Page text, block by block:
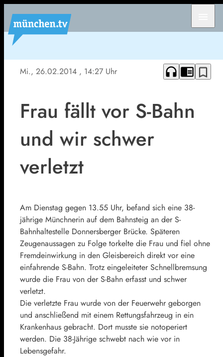
Mi., 26.02.2014 , 14:27 Uhr headphones chrome_reader_mode bookmark_border
Frau fällt vor S-Bahn
und wir schwer
verletzt
Am Dienstag gegen 13.55 Uhr, befand sich eine 38-
jährige Münchnerin auf dem Bahnsteig an der S-
Bahnhaltestelle Donnersberger Brücke. Späteren
Zeugenaussagen zu Folge torkelte die Frau und fiel ohne
Fremdeinwirkung in den Gleisbereich direkt vor eine
einfahrende S-Bahn. Trotz eingeleiteter Schnellbremsung
wurde die Frau von der S-Bahn erfasst und schwer
verletzt.
Die verletzte Frau wurde von der Feuerwehr geborgen
und anschließend mit einem Rettungsfahrzeug in ein
Krankenhaus gebracht. Dort musste sie notoperiert
werden. Die 38-Jährige schwebt nach wie vor in
Lebensgefahr.